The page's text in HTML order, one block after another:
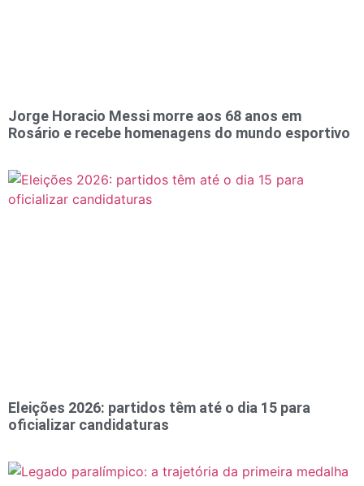
Jorge Horacio Messi morre aos 68 anos em
Rosário e recebe homenagens do mundo esportivo
Eleições 2026: partidos têm até o dia 15 para
oficializar candidaturas